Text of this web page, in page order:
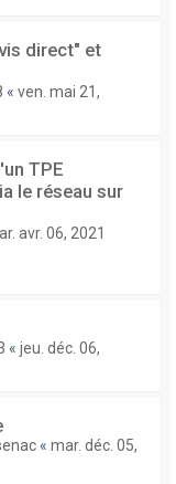
direct" et
« ven. mai 21,
TPE
le réseau sur
avr. 06, 2021
« jeu. déc. 06,
« mar. déc. 05,